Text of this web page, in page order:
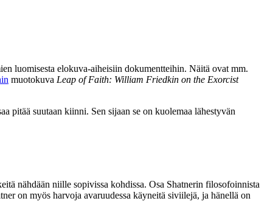
luomisesta elokuva-aiheisiin dokumentteihin. Näitä ovat mm.
muotokuva Leap of Faith: William Friedkin on the Exorcist
pitää suutaan kiinni. Sen sijaan se on kuolemaa lähestyvän
nähdään niille sopivissa kohdissa. Osa Shatnerin filosofoinnista
on myös harvoja avaruudessa käyneitä siviilejä, ja hänellä on